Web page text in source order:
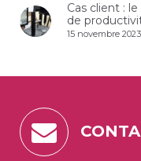
Cas client :
de
15 novembre 2023